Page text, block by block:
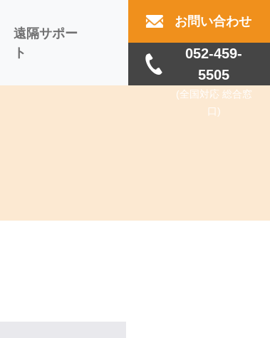
遠隔サポー
ト
お問い合わせ
052-459-
5505
(全国対応 総合窓
口)